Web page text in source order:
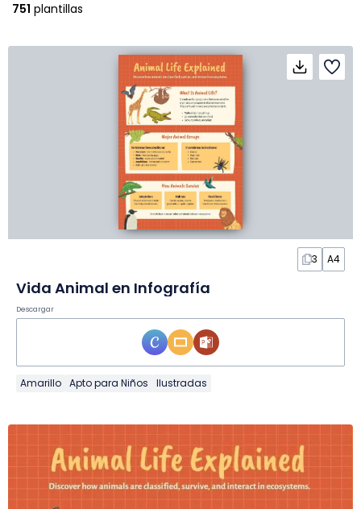
751 plantillas
3 A4
Vida Animal en Infografía
Descargar
Amarillo Apto para Niños Ilustradas